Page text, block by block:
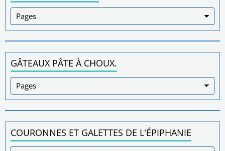
GÂTEAUX PÂTE À CHOUX.
COURONNES ET GALETTES DE L'ÉPIPHANIE